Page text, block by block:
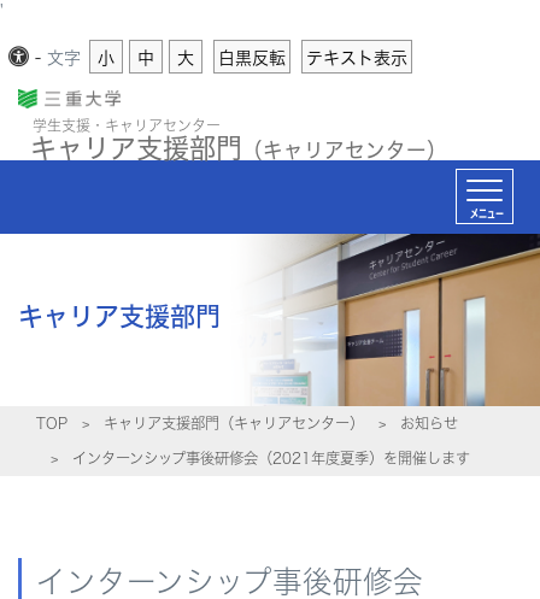
'
- 文字 小 中 大 白黒反転 テキスト表示
学生支援・キャリアセンター
キャリア支援部門 （キャリアセンター）
メニュー
キャリア支援部門
TOP キャリア支援部門（キャリアセンター） お知らせ
インターンシップ事後研修会（2021年度夏季）を開催します
インターンシップ事後研修会